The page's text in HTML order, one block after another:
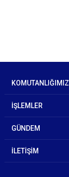
KOMUTANLIĞIMIZ
İŞLEMLER
GÜNDEM
İLETİŞİM